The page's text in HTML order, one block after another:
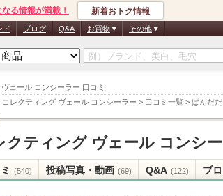
ェール コンシーラー 口コミ
コレクティング ヴェール コンシーラー > 口コミ一覧 > ぱんだ
る情報が満載！ 新着おトク情報
ド ブログ Q&A お買物 その他
クティング ヴェール コンシ
(540) 投稿写真・動画 (69) Q&A (122) ブ